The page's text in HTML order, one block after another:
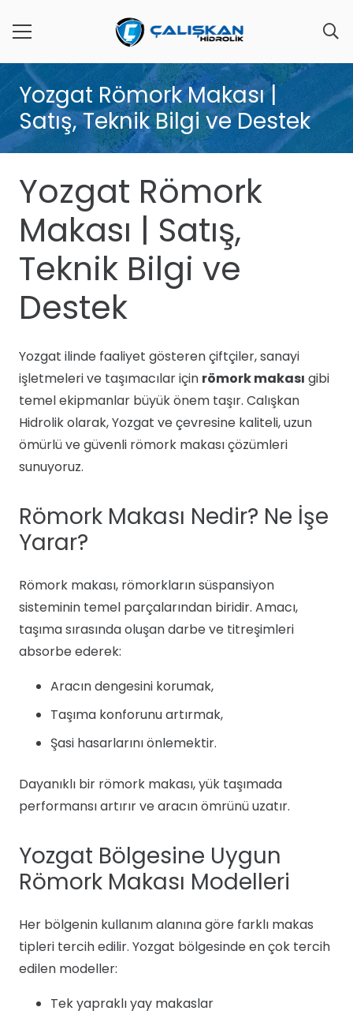
Yozgat Römork Makası |
Satış, Teknik Bilgi ve Destek
Yozgat Römork
Makası | Satış,
Teknik Bilgi ve
Destek
Yozgat ilinde faaliyet gösteren çiftçiler, sanayi
işletmeleri ve taşımacılar için römork makası gibi
temel ekipmanlar büyük önem taşır. Calışkan
Hidrolik olarak, Yozgat ve çevresine kaliteli, uzun
ömürlü ve güvenli römork makası çözümleri
sunuyoruz.
Römork Makası Nedir? Ne İşe
Yarar?
Römork makası, römorkların süspansiyon
sisteminin temel parçalarından biridir. Amacı,
taşıma sırasında oluşan darbe ve titreşimleri
absorbe ederek:
Aracın dengesini korumak,
Taşıma konforunu artırmak,
Şasi hasarlarını önlemektir.
Dayanıklı bir römork makası, yük taşımada
performansı artırır ve aracın ömrünü uzatır.
Yozgat Bölgesine Uygun
Römork Makası Modelleri
Her bölgenin kullanım alanına göre farklı makas
tipleri tercih edilir. Yozgat bölgesinde en çok tercih
edilen modeller:
Tek yapraklı yay makaslar